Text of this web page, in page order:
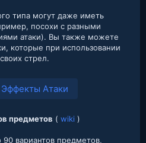
типа могут даже иметь
посохи с разными
атаки). Вы также можете
которые при использовании
стрел.
Эффекты Атаки
предметов ( wiki )
вариантов предметов,